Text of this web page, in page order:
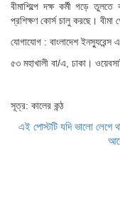
বীমাশিল্পে দক্ষ কর্মী গড়ে তুলতে
প্রশিক্ষণ কোর্স চালু করছে। বীমা
যোগাযোগ : বাংলাদেশ ইনস্যুরেন্স
৫৩ মহাখালী বা/এ, ঢাকা।
সূত্র: কালের কন্ঠ
এই পোস্টটি যদি ভালো